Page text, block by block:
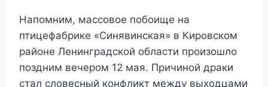
Напомним, массовое побоище на
птицефабрике «Синявинская» в Кировском
районе Ленинградской области произошло
поздним вечером 12 мая. Причиной драки
стал словесный конфликт между выходцами